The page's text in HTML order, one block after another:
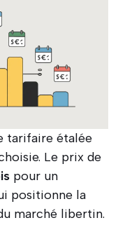
tarifaire étalée
Le prix de
pour un
positionne la
marché libertin.